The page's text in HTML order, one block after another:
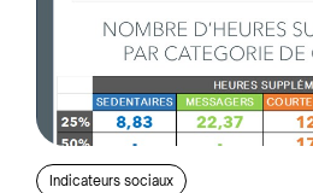
Indicateurs sociaux